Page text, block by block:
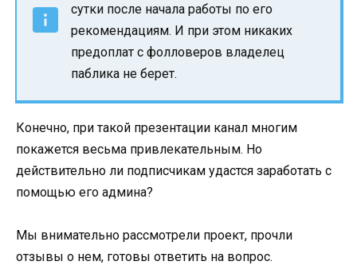
сутки после начала работы по его
рекомендациям. И при этом никаких
предоплат с фолловеров владелец
паблика не берет.
Конечно, при такой презентации канал многим
покажется весьма привлекательным. Но
действительно ли подписчикам удастся заработать с
помощью его админа?
Мы внимательно рассмотрели проект, прочли
отзывы о нем, готовы ответить на вопрос.